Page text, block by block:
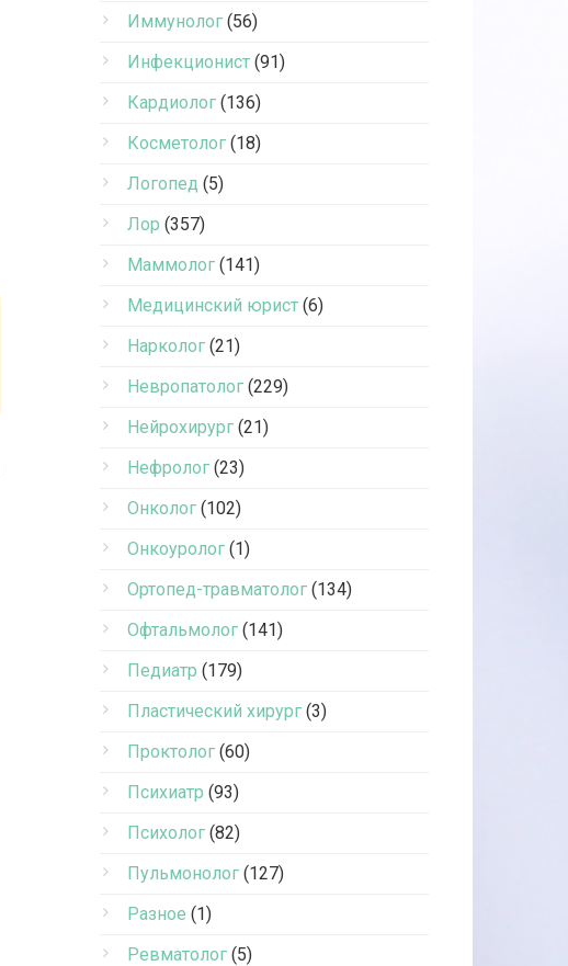
Иммунолог (56)
Инфекционист (91)
Кардиолог (136)
Косметолог (18)
Логопед (5)
Лор (357)
Маммолог (141)
Медицинский юрист (6)
Нарколог (21)
Невропатолог (229)
Нейрохирург (21)
Нефролог (23)
Онколог (102)
Онкоуролог (1)
Ортопед-травматолог (134)
Офтальмолог (141)
Педиатр (179)
Пластический хирург (3)
Проктолог (60)
Психиатр (93)
Психолог (82)
Пульмонолог (127)
Разное (1)
Ревматолог (5)